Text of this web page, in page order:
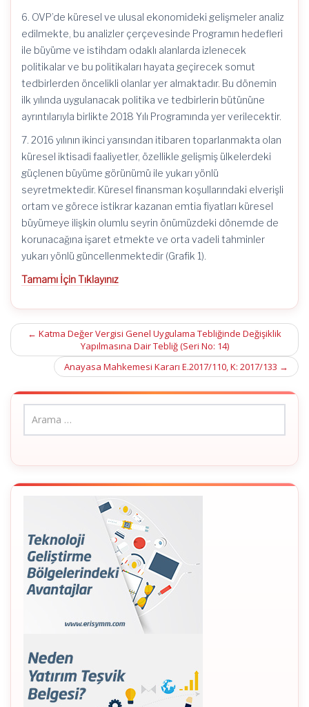
6. OVP’de küresel ve ulusal ekonomideki gelişmeler analiz
edilmekte, bu analizler çerçevesinde Programın hedefleri
ile büyüme ve istihdam odaklı alanlarda izlenecek
politikalar ve bu politikaları hayata geçirecek somut
tedbirlerden öncelikli olanlar yer almaktadır. Bu dönemin
ilk yılında uygulanacak politika ve tedbirlerin bütününe
ayrıntılarıyla birlikte 2018 Yılı Programında yer verilecektir.
7. 2016 yılının ikinci yarısından itibaren toparlanmakta olan
küresel iktisadi faaliyetler, özellikle gelişmiş ülkelerdeki
güçlenen büyüme görünümü ile yukarı yönlü
seyretmektedir. Küresel finansman koşullarındaki elverişli
ortam ve görece istikrar kazanan emtia fiyatları küresel
büyümeye ilişkin olumlu seyrin önümüzdeki dönemde de
korunacağına işaret etmekte ve orta vadeli tahminler
yukarı yönlü güncellenmektedir (Grafik 1).
Tamamı İçin Tıklayınız
Post
navigation
← Katma Değer Vergisi Genel Uygulama Tebliğinde Değişiklik
Yapılmasına Dair Tebliğ (Seri No: 14)
Anayasa Mahkemesi Kararı E.2017/110, K: 2017/133 →